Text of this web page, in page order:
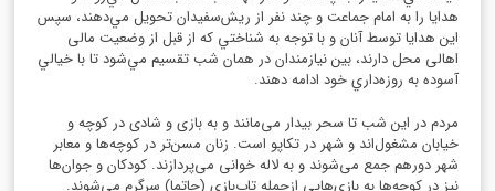
هدايا را به امام جماعت و چند نفر از ریش‌سفیدان تحويل مي‌دهند، سپس
اين هدايا توسط آنان و با توجه به شناختي كه از قبل از وضعیت مالی
اهالی محل دارند، بين نيازمندان در همان شب تقسیم مي‌‌شود تا با خيالي
آسوده به روزه‌داري خود ادامه دهند.
مردم در این شب تا سحر بیدار می‌مانند و به بازی و شادی در کوچه و
خیابان مشغول‌اند و شهر در تکاپو است. زنان مسن‌تر در کوچه‌ها و معابر
شهر دورهم جمع می‌شوند و به لاله خوانی می‌پردازند. کودکان و جوان‌ها
نیز در کوچه‌ها به بازی‌هایی ازجمله تاب‌بازی (چاتما) سرگرم می‌شوند.